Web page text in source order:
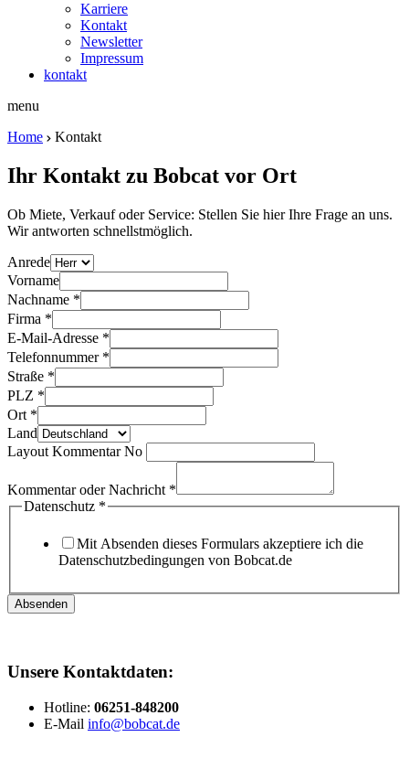
Karriere
Kontakt
Newsletter
Impressum
kontakt
menu
Home
Kontakt
Ihr Kontakt zu Bobcat vor Ort
Ob Miete, Verkauf oder Service: Stellen Sie hier Ihre Frage an uns.
Wir antworten schnellstmöglich.
Anrede
Vorname
Nachname *
Firma *
E-Mail-Adresse *
Telefonnummer *
Straße *
PLZ *
Ort *
Land
Layout Kommentar No
Kommentar oder Nachricht *
Datenschutz *
Mit Absenden dieses Formulars akzeptiere ich die
Datenschutzbedingungen von Bobcat.de
Absenden
Unsere Kontaktdaten:
Hotline: 06251-848200
E-Mail info@bobcat.de